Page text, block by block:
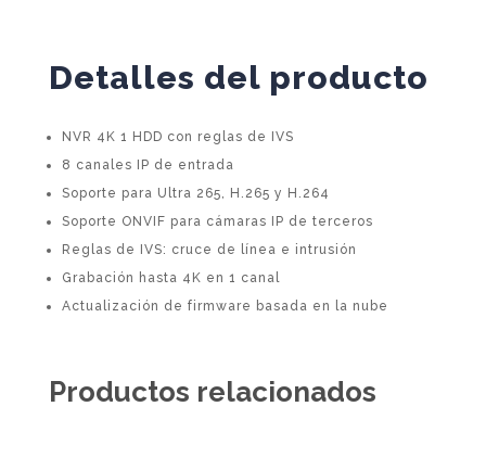
Detalles del producto
NVR 4K 1 HDD con reglas de IVS
8 canales IP de entrada
Soporte para Ultra 265, H.265 y H.264
Soporte ONVIF para cámaras IP de terceros
Reglas de IVS: cruce de línea e intrusión
Grabación hasta 4K en 1 canal
Actualización de firmware basada en la nube
Productos relacionados